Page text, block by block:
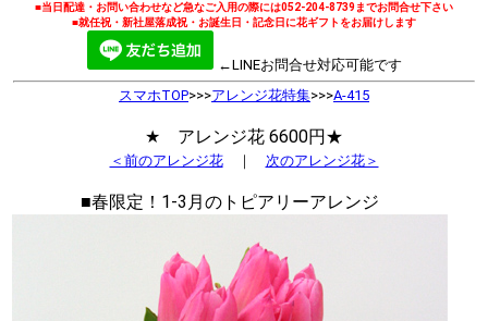
■当日配達・お問い合わせなど急なご入用の際には052-204-8739までお問合せ下さい
■就任祝・新社屋落成祝・お誕生日・記念日に花ギフトをお届けします
←LINEお問合せ対応可能です
スマホTOP>>>アレンジ花特集>>>A-415
★ アレンジ花 6600円★
＜前のアレンジ花｜ 次のアレンジ花＞
■春限定！1-3月のトピアリーアレンジ